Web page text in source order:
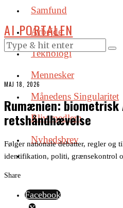
Samfund
Arbejde
Teknologi
Mennesker
Månedens Singularitet
Bliv medlem
Nyhedsbrev
AI PORTALEN
MAJ 18, 2026
Rumænien:
retshåndhævelse
Følger nationale debatter, regler og
identifikation, politi, grænsekontrol
Share
Facebook